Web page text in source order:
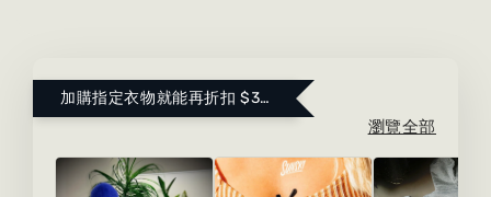
加購指定衣物就能再折扣 $300 ！點這裡看更多～
瀏覽全部